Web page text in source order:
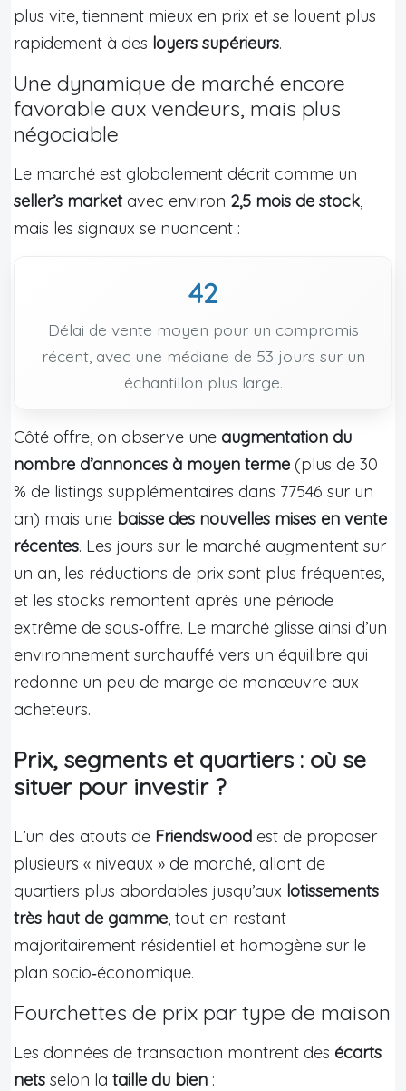
plus vite, tiennent mieux en prix et se louent plus
rapidement à des loyers supérieurs.
Une dynamique de marché encore
favorable aux vendeurs, mais plus
négociable
Le marché est globalement décrit comme un
seller’s marketavec environ 2,5 mois de stock,
mais les signaux se nuancent :
42
Délai de vente moyen pour un compromis
récent, avec une médiane de 53 jours sur un
échantillon plus large.
Côté offre, on observe une augmentation du
nombre d’annonces à moyen terme (plus de 30
% de listings supplémentaires dans 77546 sur un
an) mais une baisse des nouvelles mises en vente
récentes. Les jours sur le marché augmentent sur
un an, les réductions de prix sont plus fréquentes,
et les stocks remontent après une période
extrême de sous‑offre. Le marché glisse ainsi d’un
environnement surchauffé vers un équilibre qui
redonne un peu de marge de manœuvre aux
acheteurs.
Prix, segments et quartiers : où se
situer pour investir ?
L’un des atouts de Friendswood est de proposer
plusieurs « niveaux » de marché, allant de
quartiers plus abordables jusqu’aux lotissements
très haut de gamme, tout en restant
majoritairement résidentiel et homogène sur le
plan socio‑économique.
Fourchettes de prix par type de maison
Les données de transaction montrent des écarts
nets selon la taille du bien :